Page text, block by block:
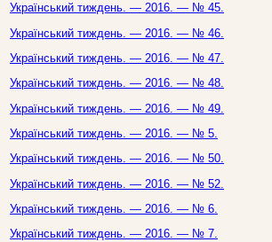
Український тиждень. — 2016. — № 45.
Український тиждень. — 2016. — № 46.
Український тиждень. — 2016. — № 47.
Український тиждень. — 2016. — № 48.
Український тиждень. — 2016. — № 49.
Український тиждень. — 2016. — № 5.
Український тиждень. — 2016. — № 50.
Український тиждень. — 2016. — № 52.
Український тиждень. — 2016. — № 6.
Український тиждень. — 2016. — № 7.